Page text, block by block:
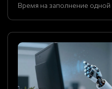
Время на заполнение одной